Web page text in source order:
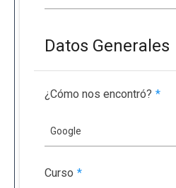
Datos Generales
¿Cómo nos encontró? *
Google
Curso *